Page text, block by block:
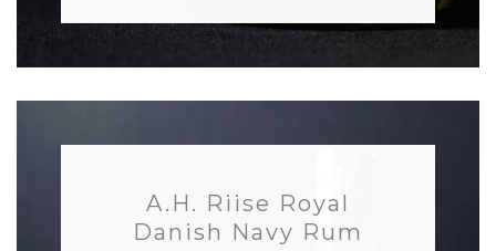
A.H. Riise Royal
Danish Navy Rum